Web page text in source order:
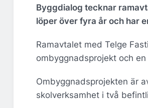
Byggdialog tecknar
löper över fyra år och har
Ramavtalet med Telge
ombyggnadsprojekt och
Ombyggnadsprojekten är
skolverksamhet i två